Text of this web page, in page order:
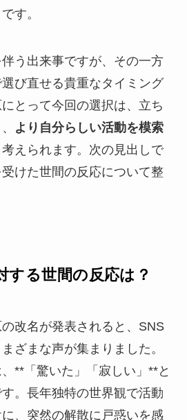
す。
う出来事ですが、その一方
び直せる貴重なタイミング
とって今回の選択は、立ち
より自分らしい活動を模索
えられます。次の見出しで
けた世間の反応について整
する世間の反応は？
改名が発表されると、SNS
ざまな声が集まりました。
**「驚いた」「寂しい」**と
。長年独特の世界観で活動
、突然の解散に戸惑いを感